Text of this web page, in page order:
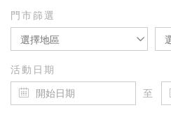
門市篩選
選擇地區
活動日期
至